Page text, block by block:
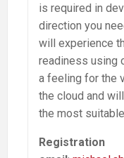
is required in
direction you
will experience
readiness using
a feeling for the
the cloud and
the most
Registration